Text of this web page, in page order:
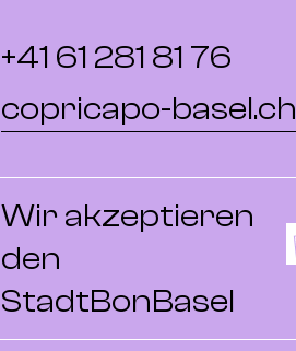
+41 61 281 81 76
copricapo-basel.ch
Wir akzeptieren
den
StadtBonBasel